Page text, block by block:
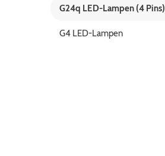
G24q LED-Lampen (4 Pins)
G4 LED-Lampen